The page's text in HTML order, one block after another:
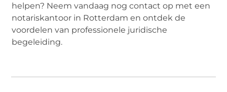
helpen? Neem vandaag nog contact op met een
notariskantoor in Rotterdam en ontdek de
voordelen van professionele juridische
begeleiding.